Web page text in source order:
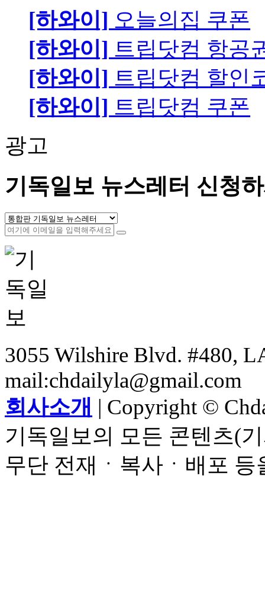
[하와이] 오늘의집 쿠폰
[하와이] 트립닷컴 항공
[하와이] 트립닷컴 할인
[하와이] 트립닷컴 쿠폰
광고
기독일보 뉴스레터 신청
3055 Wilshire Blvd. #480,
mail:chdailyla@gmail.com
회사소개 | Copyright ©
기독일보의 모든 콘텐츠(
무단 전재ㆍ복사ㆍ배포 등